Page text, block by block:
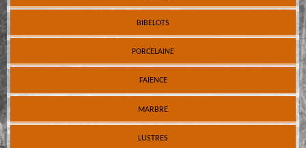
BIBELOTS
PORCELAINE
FAÏENCE
MARBRE
LUSTRES